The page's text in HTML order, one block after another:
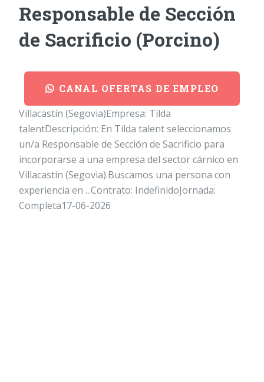
Responsable de Sección
de Sacrificio (Porcino)
CANAL OFERTAS DE EMPLEO
Villacastín (Segovia)Empresa: Tilda
talentDescripción: En Tilda talent seleccionamos
un/a Responsable de Sección de Sacrificio para
incorporarse a una empresa del sector cárnico en
Villacastín (Segovia).Buscamos una persona con
experiencia en ...Contrato: IndefinidoJornada:
Completa17-06-2026